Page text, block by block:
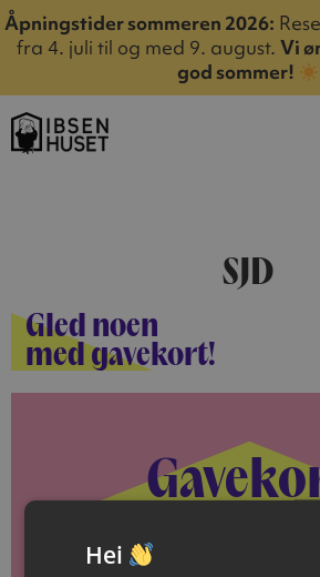
Åpningstider sommeren 2026:
fra 4. juli til og med 9. august. Vi
god sommer!
SJD
Gled noen
med gavekort!
Hei